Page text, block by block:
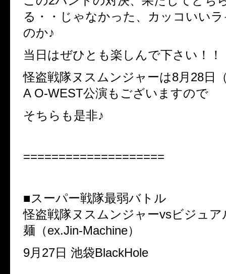
る・・じゃなかった、カッコいい
のか♪
当日はぜひとも楽しんで下さい！！
怪盗戦隊ヌスムンジャーは8月28日
A O-WEST公演もございますので
そちらも是非♪
====================
■スーパー戦隊最弱バトル
怪盗戦隊ヌスムンジャーvsビジュ
麺（ex.Jin-Machine）
9月27日 池袋BlackHole